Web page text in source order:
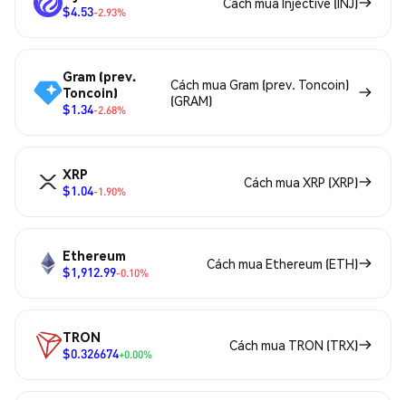
$4.53-2.93%
Gram (prev.
Toncoin)
$1.34-2.68%
Cách mua Gram (prev. Toncoin)
(GRAM)
XRP
$1.04-1.90%
Cách mua XRP (XRP)
Ethereum
$1,912.99-0.10%
Cách mua Ethereum (ETH)
TRON
$0.326674+0.00%
Cách mua TRON (TRX)